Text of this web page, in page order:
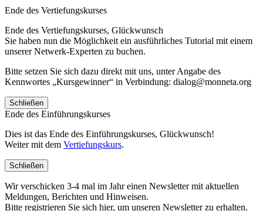
Ende des Vertiefungskurses
Ende des Vertiefungskurses, Glückwunsch
Sie haben nun die Möglichkeit ein ausführliches Tutorial mit einem
unserer Netwerk-Experten zu buchen.
Bitte setzen Sie sich dazu direkt mit uns, unter Angabe des
Kennwortes „Kursgewinner“ in Verbindung: dialog@monneta.org
Schließen
Ende des Einführungskurses
Dies ist das Ende des Einführungskurses, Glückwunsch!
Weiter mit dem Vertiefungskurs.
Schließen
Wir verschicken 3-4 mal im Jahr einen Newsletter mit aktuellen
Meldungen, Berichten und Hinweisen.
Bitte registrieren Sie sich hier, um unseren Newsletter zu erhalten.